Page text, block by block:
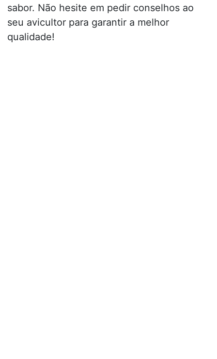
sabor. Não hesite em pedir conselhos ao
seu avicultor para garantir a melhor
qualidade!